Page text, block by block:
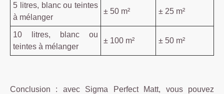
5 litres, blanc ou teintes
à mélanger
± 50 m² ± 25 m²
10 litres, blanc ou
teintes à mélanger
± 100 m² ± 50 m²
Conclusion : avec Sigma Perfect Matt, vous pouvez